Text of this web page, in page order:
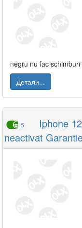
negru nu fac
Детали...
5
Iphone
neactivat